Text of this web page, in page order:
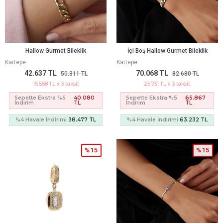
Hallow Gurmet Bileklik
Kartepe
42.637 TL 50.311 TL
15.658 TL x 3 taksit
Sepette Ekstra %5
İndirim
40.080
TL
%4 Havale İndirimi 38.477 TL
İçi Boş Hallow Gurmet Bileklik
Kartepe
70.068 TL 82.680 TL
25.731 TL x 3 taksit
Sepette Ekstra %5
İndirim
65.867
TL
%4 Havale İndirimi 63.232 TL
%15 %15